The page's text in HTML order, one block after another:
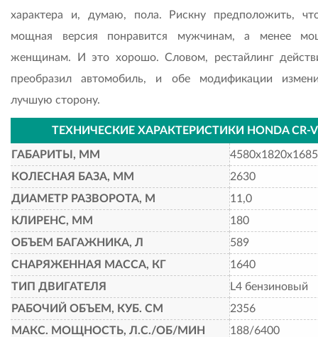
характера и, думаю, пола. Рискну предположить,
мощная версия понравится мужчинам, а менее
женщинам. И это хорошо. Словом, рестайлинг
преобразил автомобиль, и обе модификации
лучшую сторону.
ТЕХНИЧЕСКИЕ ХАРАКТЕРИСТИКИ HONDA CR-V
ГАБАРИТЫ, ММ
4580х1820х1685
КОЛЕСНАЯ БАЗА, ММ
2630
ДИАМЕТР РАЗВОРОТА, М
11,0
КЛИРЕНС, ММ
180
ОБЪЕМ БАГАЖНИКА, Л
589
СНАРЯЖЕННАЯ МАССА, КГ
1640
ТИП ДВИГАТЕЛЯ
L4 бензиновый
РАБОЧИЙ ОБЪЕМ, КУБ. СМ
2356
МАКС. МОЩНОСТЬ, Л.С./ОБ/МИН
188/6400